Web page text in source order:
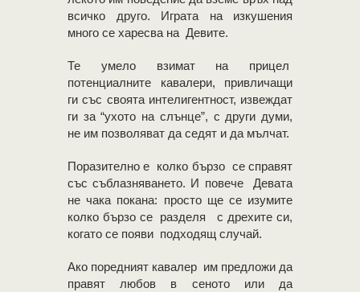
всичко друго. Играта на изкушения
много се харесва на Девите.
Те умело взимат на прицел
потенциалните кавалери, привличащи
ги със своята интелигентност, извеждат
ги за “ухото на слънце”, с други думи,
не им позволяват да седят и да мълчат.
Поразително е колко бързо се справят
със съблазняването. И повече Девата
не чака покана: просто ще се изумите
колко бързо се разделя с дрехите си,
когато се появи подходящ случай.
Ако поредният кавалер им предложи да
правят любов в сеното или да